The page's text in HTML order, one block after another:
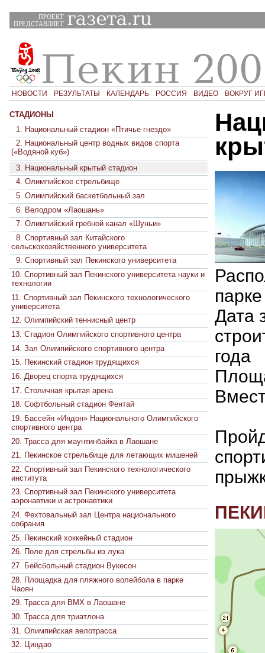
ПРОЕКТ
ПРЕДСТАВЛЯЕТ
НОВОСТИ РЕЗУЛЬТАТЫ КАЛЕНДАРЬ РОССИЯ ВИДЕО ВОКРУГ
СТАДИОНЫ
1. Национальный стадион «Птичье гнездо»
2. Национальный центр водных видов спорта
(«Водяной куб»)
3. Национальный крытый стадион
4. Олимпийское стрельбище
5. Олимпийский баскетбольный зал
6. Велодром «Лаошань»
7. Олимпийский гребной канал «Шуньи»
8. Спортивный зал Китайского
сельскохозяйственного университета
9. Спортивный зал Пекинского университета
10. Спортивный зал Пекинского университета науки и
технологии
11. Спортивный зал Пекинского технологического
университета
12. Олимпийский теннисный центр
13. Стадион Олимпийского спортивного центра
14. Зал Олимпийского спортивного центра
15. Пекинский стадион трудящихся
16. Дворец спорта трудящихся
17. Столичная крытая арена
18. Софтбольный стадион Фентай
19. Бассейн «Индон» Национального Олимпийского
спортивного центра
20. Трасса для маунтинбайка в Лаошане
21. Пекинское стрельбище для летающих мишеней
22. Спортивный зал Пекинского технологического
института
23. Спортивный зал Пекинского университета
аэронавтики и астронавтики
24. Фехтовальный зал Центра национального
собрания
25. Пекинский хоккейный стадион
26. Поле для стрельбы из лука
27. Бейсбольный стадион Вукесон
28. Площадка для пляжного волейбола в парке
Чаоян
29. Трасса для BMX в Лаошане
30. Трасса для триатлона
31. Олимпийская велотрасса
32. Циндао
Дата
года